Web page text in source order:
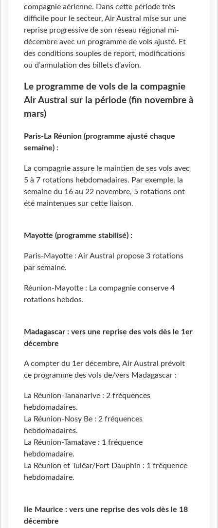
compagnie aérienne. Dans cette période très
difficile pour le secteur, Air Austral mise sur une
reprise progressive de son réseau régional mi-
décembre avec un programme de vols ajusté. Et
des conditions souples de report, modifications
ou d’annulation des billets d’avion.
Le programme de vols de la compagnie
Air Austral sur la période (fin novembre à
mars)
Paris-La Réunion (programme ajusté chaque
semaine) :
La compagnie assure le maintien de ses vols avec
5 à 7 rotations hebdomadaires. Par exemple, la
semaine du 16 au 22 novembre, 5 rotations ont
été maintenues sur cette liaison.
Mayotte (programme stabilisé) :
Paris-Mayotte : Air Austral propose 3 rotations
par semaine.
Réunion-Mayotte : La compagnie conserve 4
rotations hebdos.
Madagascar : vers une reprise des vols dès le 1er
décembre
A compter du 1er décembre, Air Austral prévoit
ce programme des vols de/vers Madagascar :
La Réunion-Tananarive : 2 fréquences
hebdomadaires.
La Réunion-Nosy Be : 2 fréquences
hebdomadaires.
La Réunion-Tamatave : 1 fréquence
hebdomadaire.
La Réunion et Tuléar/Fort Dauphin : 1 fréquence
hebdomadaire.
Ile Maurice : vers une reprise des vols dès le 18
décembre